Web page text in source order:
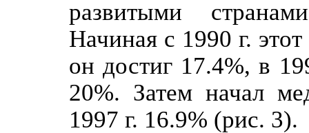
развитыми
Начиная с 1990 г.
он достиг 17.4%, в
20%. Затем начал
1997 г. 16.9% (рис. 3).